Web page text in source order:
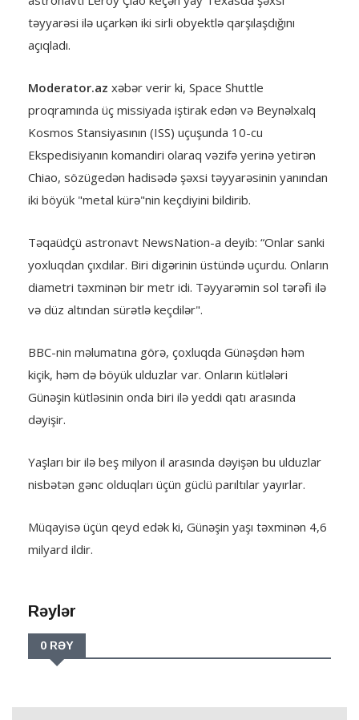
təyyarəsi ilə uçarkən iki sirli obyektlə qarşılaşdığını
açıqladı.
Moderator.az xəbər verir ki, Space Shuttle
proqramında üç missiyada iştirak edən və Beynəlxalq
Kosmos Stansiyasının (ISS) uçuşunda 10-cu
Ekspedisiyanın komandiri olaraq vəzifə yerinə yetirən
Chiao, sözügedən hadisədə şəxsi təyyarəsinin yanından
iki böyük "metal kürə"nin keçdiyini bildirib.
Təqaüdçü astronavt NewsNation-a deyib: “Onlar sanki
yoxluqdan çıxdılar. Biri digərinin üstündə uçurdu. Onların
diametri təxminən bir metr idi. Təyyarəmin sol tərəfi ilə
və düz altından sürətlə keçdilər".
BBC-nin məlumatına görə, çoxluqda Günəşdən həm
kiçik, həm də böyük ulduzlar var. Onların kütlələri
Günəşin kütləsinin onda biri ilə yeddi qatı arasında
dəyişir.
Yaşları bir ilə beş milyon il arasında dəyişən bu ulduzlar
nisbətən gənc olduqları üçün güclü parıltılar yayırlar.
Müqayisə üçün qeyd edək ki, Günəşin yaşı təxminən 4,6
milyard ildir.
Rəylər
0 RƏY